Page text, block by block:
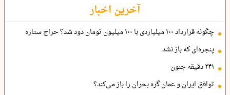
آخرین اخبار
چگونه قرارداد ۱۰۰ میلیاردی با ۱۰۰ میلیون تومان دود شد؟ حراج ستاره
پنجره‌ای که باز نشد
۲۴۱ دقیقه جنون
توافق ایران و عمان گره بحران را باز می‌کند؟